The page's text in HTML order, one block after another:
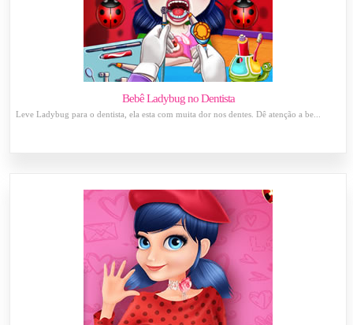
Bebê Ladybug no Dentista
Leve Ladybug para o dentista, ela esta com muita dor nos dentes. Dê atenção a be...